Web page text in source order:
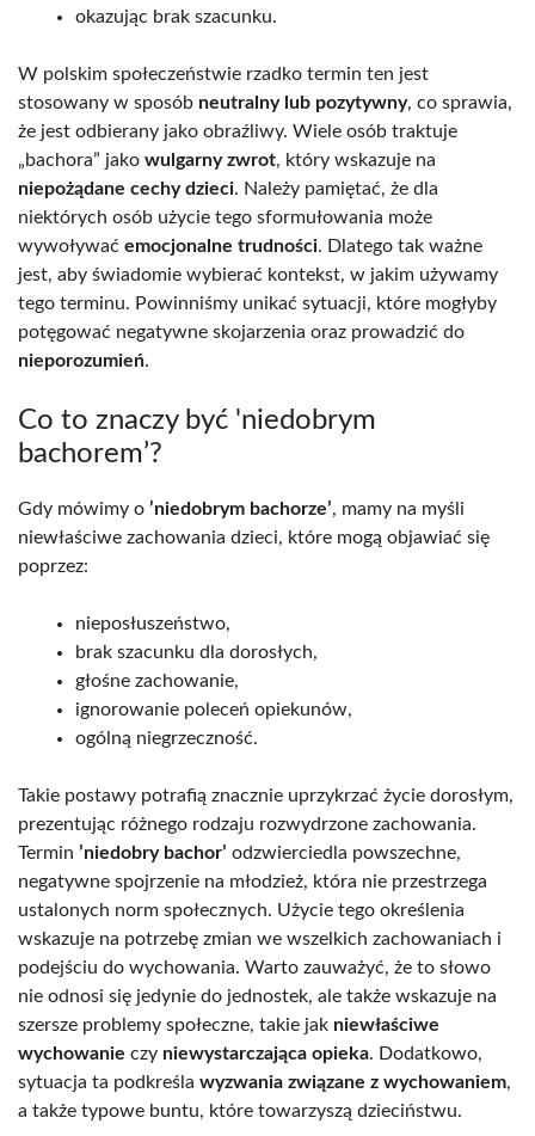
okazując brak szacunku.
W polskim społeczeństwie rzadko termin ten jest
stosowany w sposób neutralny lub pozytywny, co sprawia,
że jest odbierany jako obraźliwy. Wiele osób traktuje
„bachora” jako wulgarny zwrot, który wskazuje na
niepożądane cechy dzieci. Należy pamiętać, że dla
niektórych osób użycie tego sformułowania może
wywoływać emocjonalne trudności. Dlatego tak ważne
jest, aby świadomie wybierać kontekst, w jakim używamy
tego terminu. Powinniśmy unikać sytuacji, które mogłyby
potęgować negatywne skojarzenia oraz prowadzić do
nieporozumień.
Co to znaczy być 'niedobrym
bachorem’?
Gdy mówimy o ’niedobrym bachorze’, mamy na myśli
niewłaściwe zachowania dzieci, które mogą objawiać się
poprzez:
nieposłuszeństwo,
brak szacunku dla dorosłych,
głośne zachowanie,
ignorowanie poleceń opiekunów,
ogólną niegrzeczność.
Takie postawy potrafią znacznie uprzykrzać życie dorosłym,
prezentując różnego rodzaju rozwydrzone zachowania.
Termin ’niedobry bachor’ odzwierciedla powszechne,
negatywne spojrzenie na młodzież, która nie przestrzega
ustalonych norm społecznych. Użycie tego określenia
wskazuje na potrzebę zmian we wszelkich zachowaniach i
podejściu do wychowania. Warto zauważyć, że to słowo
nie odnosi się jedynie do jednostek, ale także wskazuje na
szersze problemy społeczne, takie jak niewłaściwe
wychowanie czy niewystarczająca opieka. Dodatkowo,
sytuacja ta podkreśla wyzwania związane z wychowaniem,
a także typowe buntu, które towarzyszą dzieciństwu.